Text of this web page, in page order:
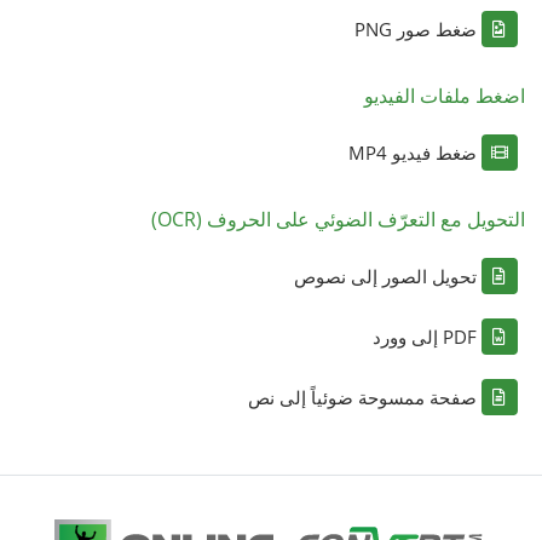
ضغط صور PNG
اضغط ملفات الفيديو
ضغط فيديو MP4
التحويل مع التعرّف الضوئي على الحروف (OCR)
تحويل الصور إلى نصوص
PDF إلى وورد
صفحة ممسوحة ضوئياً إلى نص